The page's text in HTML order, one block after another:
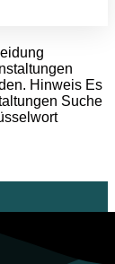
Hinweis Es
Suche